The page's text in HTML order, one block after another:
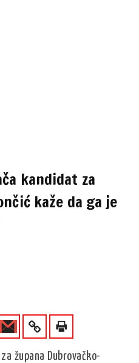
kandidat za
kaže da ga je
župana Dubrovačko-